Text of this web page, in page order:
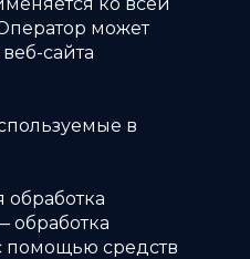
может
сайта
в
обработка
обработка
помощью средств